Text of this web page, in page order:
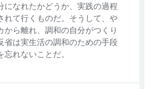
になれたかどうか、実践の過程
れて行くものだ。そうして、や
から離れ、調和の自分がつくり
省は実生活の調和のための手段
忘れないことだ。